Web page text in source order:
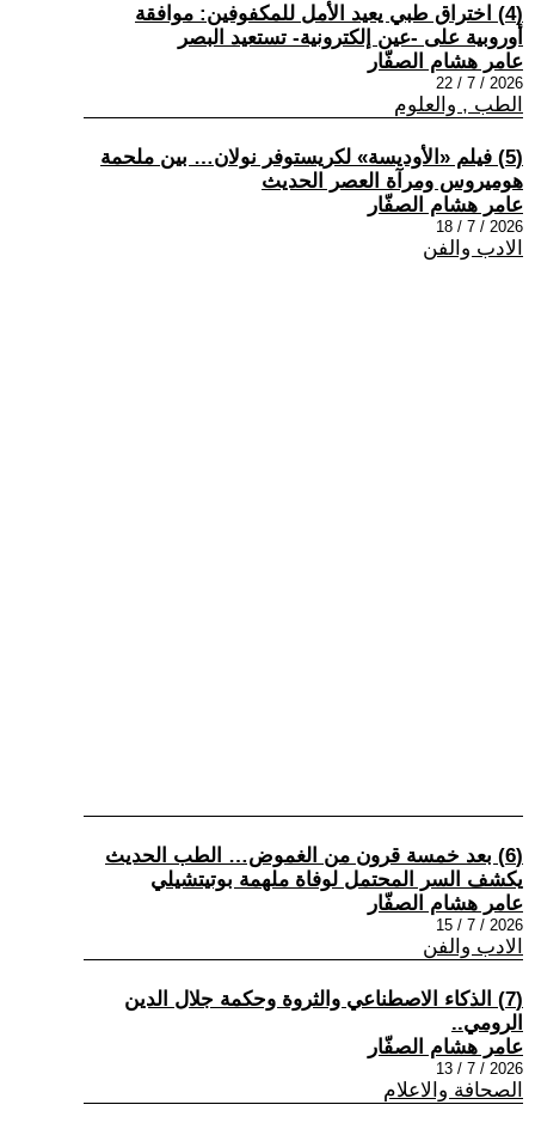
(4) اختراق طبي يعيد الأمل للمكفوفين: موافقة
أوروبية على -عين إلكترونية- تستعيد البصر
عامر هشام الصفّار
2026 / 7 / 22
الطب , والعلوم
(5) فيلم «الأوديسة» لكريستوفر نولان… بين ملحمة
هوميروس ومرآة العصر الحديث
عامر هشام الصفّار
2026 / 7 / 18
الادب والفن
(6) بعد خمسة قرون من الغموض… الطب الحديث
يكشف السر المحتمل لوفاة ملهمة بوتيتشيلي
عامر هشام الصفّار
2026 / 7 / 15
الادب والفن
(7) الذكاء الاصطناعي والثروة وحكمة جلال الدين
الرومي..
عامر هشام الصفّار
2026 / 7 / 13
الصحافة والاعلام